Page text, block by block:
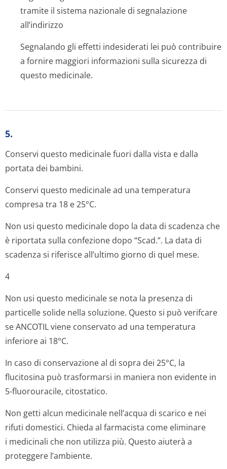
tramite il sistema nazionale di segnalazione
all’indirizzo
Segnalando gli effetti indesiderati lei può contribuire
a fornire maggiori informazioni sulla sicurezza di
questo medicinale.
5.
Conservi questo medicinale fuori dalla vista e dalla
portata dei bambini.
Conservi questo medicinale ad una temperatura
compresa tra 18 e 25°C.
Non usi questo medicinale dopo la data di scadenza che
è riportata sulla confezione dopo “Scad.”. La data di
scadenza si riferisce all’ultimo giorno di quel mese.
4
Non usi questo medicinale se nota la presenza di
particelle solide nella soluzione. Questo si può verifcare
se ANCOTIL viene conservato ad una temperatura
inferiore ai 18°C.
In caso di conservazione al di sopra dei 25°C, la
flucitosina può trasformarsi in maniera non evidente in
5-fluorouracile, citostatico.
Non getti alcun medicinale nell’acqua di scarico e nei
rifuti domestici. Chieda al farmacista come eliminare
i medicinali che non utilizza più. Questo aiuterà a
proteggere l’ambiente.